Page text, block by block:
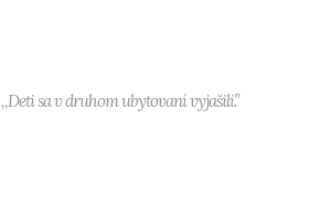
,,Deti sa v druhom ubytovaní vyjašili.”